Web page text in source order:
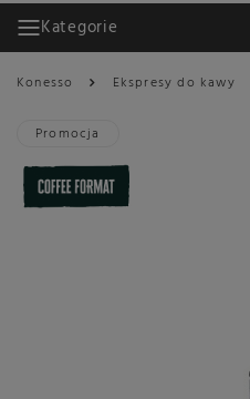
Kategorie
Konesso Ekspresy do kawy
Promocja